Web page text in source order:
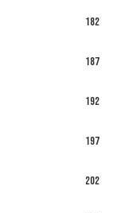
182
187
192
197
202